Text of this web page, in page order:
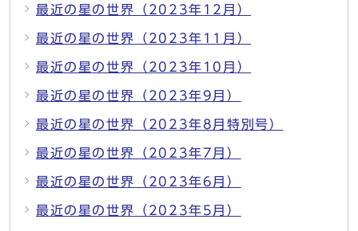
最近の星の世界（2023年12月）
最近の星の世界（2023年11月）
最近の星の世界（2023年10月）
最近の星の世界（2023年9月）
最近の星の世界（2023年8月特別号）
最近の星の世界（2023年7月）
最近の星の世界（2023年6月）
最近の星の世界（2023年5月）